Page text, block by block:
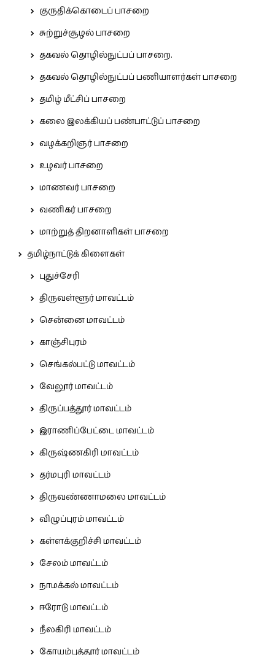
குருதிக்கொடைப் பாசறை
சுற்றுச்சூழல் பாசறை
தகவல் தொழில்நுட்பப் பாசறை.
தகவல் தொழில்நுட்பப் பணியாளர்கள் பாசறை
தமிழ் மீட்சிப் பாசறை
கலை இலக்கியப் பண்பாட்டுப் பாசறை
வழக்கறிஞர் பாசறை
உழவர் பாசறை
மாணவர் பாசறை
வணிகர் பாசறை
மாற்றுத் திறனாளிகள் பாசறை
தமிழ்நாட்டுக் கிளைகள்
புதுச்சேரி
திருவள்ளூர் மாவட்டம்
சென்னை மாவட்டம்
காஞ்சிபுரம்
செங்கல்பட்டு மாவட்டம்
வேலூர் மாவட்டம்
திருப்பத்தூர் மாவட்டம்
இராணிப்பேட்டை மாவட்டம்
கிருஷ்ணகிரி மாவட்டம்
தர்மபுரி மாவட்டம்
திருவண்ணாமலை மாவட்டம்
விழுப்புரம் மாவட்டம்
கள்ளக்குறிச்சி மாவட்டம்
சேலம் மாவட்டம்
நாமக்கல் மாவட்டம்
ஈரோடு மாவட்டம்
நீலகிரி மாவட்டம்
கோயம்புத்தூர் மாவட்டம்